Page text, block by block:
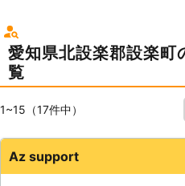
愛知県北設楽郡設楽町
覧
1~15（17件中）
Az support